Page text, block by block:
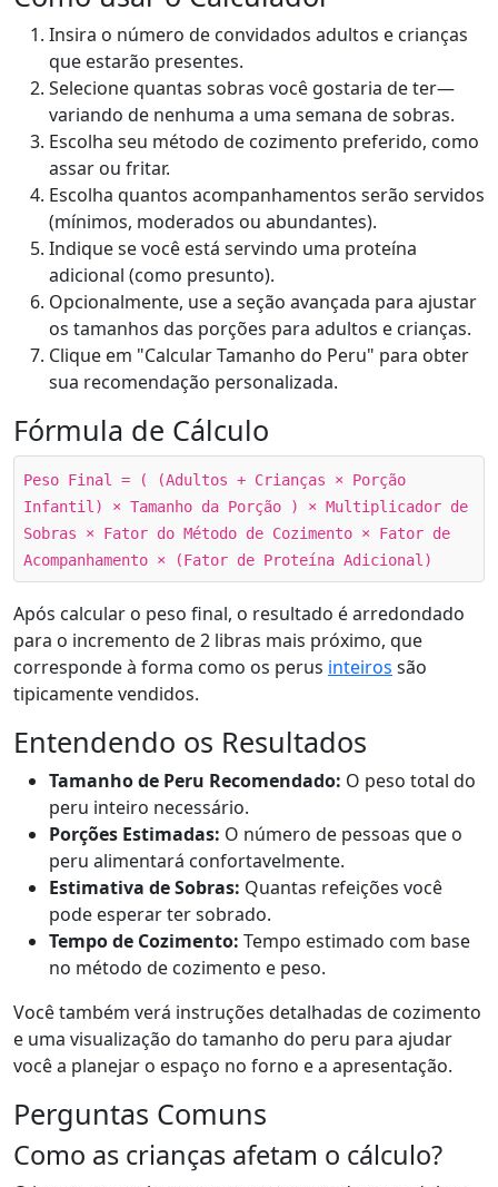
Insira o número de convidados adultos e crianças
que estarão presentes.
Selecione quantas sobras você gostaria de ter—
variando de nenhuma a uma semana de sobras.
Escolha seu método de cozimento preferido, como
assar ou fritar.
Escolha quantos acompanhamentos serão servidos
(mínimos, moderados ou abundantes).
Indique se você está servindo uma proteína
adicional (como presunto).
Opcionalmente, use a seção avançada para ajustar
os tamanhos das porções para adultos e crianças.
Clique em "Calcular Tamanho do Peru" para obter
sua recomendação personalizada.
Fórmula de Cálculo
Peso Final = ( (Adultos + Crianças × Porção
Infantil) × Tamanho da Porção ) × Multiplicador de
Sobras × Fator do Método de Cozimento × Fator de
Acompanhamento × (Fator de Proteína Adicional)
Após calcular o peso final, o resultado é arredondado
para o incremento de 2 libras mais próximo, que
corresponde à forma como os perus inteiros são
tipicamente vendidos.
Entendendo os Resultados
Tamanho de Peru Recomendado: O peso total do
peru inteiro necessário.
Porções Estimadas: O número de pessoas que o
peru alimentará confortavelmente.
Estimativa de Sobras: Quantas refeições você
pode esperar ter sobrado.
Tempo de Cozimento: Tempo estimado com base
no método de cozimento e peso.
Você também verá instruções detalhadas de cozimento
e uma visualização do tamanho do peru para ajudar
você a planejar o espaço no forno e a apresentação.
Perguntas Comuns
Como as crianças afetam o cálculo?